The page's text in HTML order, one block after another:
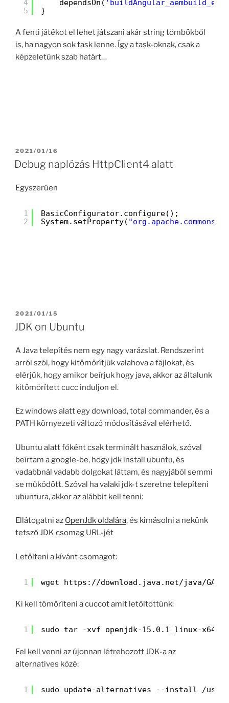
4
5
dependsOn( 'buildAngular_aembuild_en'
}
A fenti játékot el lehet játszani akár string tömbökből
is, ha nagyon sok task lenne. Így a task-oknak, csak a
képzeletünk szab határt…
POSTED
ON
2021/01/16
Debug naplózás HttpClient4 alatt
Egyszerűen
1
2
BasicConfigurator.configure();
System.setProperty(
POSTED
ON
2021/01/15
JDK on Ubuntu
A Java telepítés nem egy nagy varázslat. Rendszerint
arról szól, hogy kitömörítjük valahova a fájlokat, és
elérjük, hogy amikor beírjuk hogy java, akkor az általunk
kitömörített cucc induljon el.
Ez windows alatt egy download, total commander, és a
PATH környezeti változó módosításával elérhető.
Ubuntu alatt főként csak terminált használok, szóval
beírtam a google-be, hogy jdk install ubuntu, és
vadabbnál vadabb dolgokat láttam, és nagyjából semmi
se működött. Szóval ha valaki jdk-t szeretne telepíteni
ubuntura, akkor az alábbit kell tenni:
Ellátogatni az OpenJdk oldalára, és kimásolni a nekünk
tetsző JDK csomag URL-jét
Letölteni a kívánt csomagot:
1 wget https://download.java.net/java/GA/
Ki kell tömöríteni a cuccot amit letöltöttünk:
1 sudo tar -xvf openjdk-15.0.1_linux-
Fel kell venni az újonnan létrehozott JDK-a az
alternatives közé:
1 sudo update-alternatives --install /